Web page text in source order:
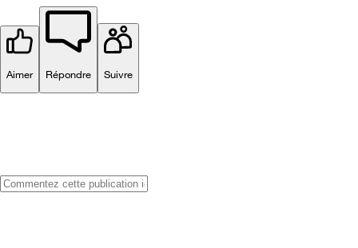
Aimer Répondre Suivre